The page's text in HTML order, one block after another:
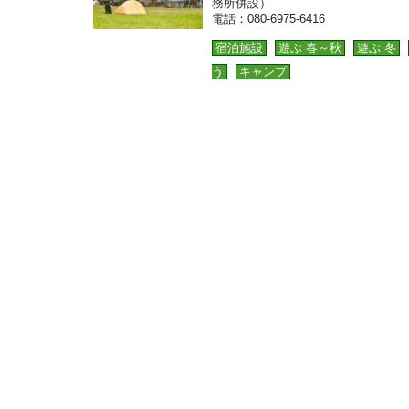
務所併設）
電話：080-6975-6416
宿泊施設 遊ぶ 春～秋
遊ぶ 冬
う
キャンプ